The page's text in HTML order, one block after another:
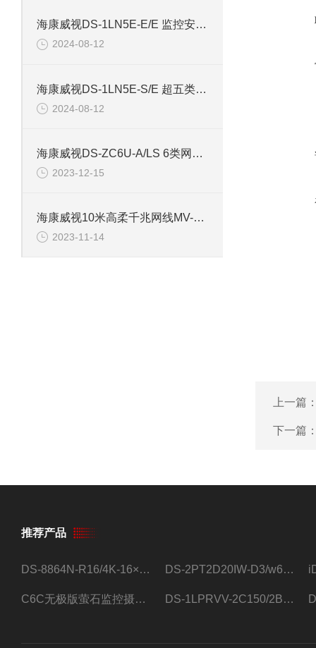
海康威视DS-1LN5E-E/E 监控安防专用超五类网线
2024-08-12
海康威视DS-1LN5E-S/E 超五类监控安防网线
2024-08-12
海康威视DS-ZC6U-A/LS 6类网线Cat6非屏蔽双绞线
2023-12-15
海康威视10米高柔千兆网线MV-ACC-01-1102-10m
2023-11-14
上一篇
下一篇
推荐产品
DS-8864N-R16/4K-16×4T/希捷16盘位录像机 DS-2PT2D20IW-D3/w64路高清硬盘录像机
C6C无极版萤石监控摄像头 DS-1LPRVV-2C150/2B监控室外夜视高清电源线护套线200米/卷